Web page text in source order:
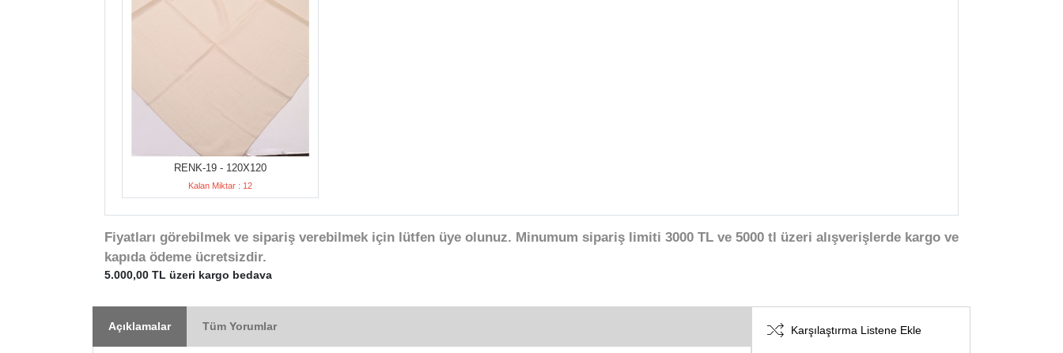
RENK-19 - 120X120
Kalan Miktar : 12
Fiyatları görebilmek ve sipariş verebilmek için lütfen üye olunuz. Minumum sipariş limiti 3000 TL ve 5000 tl üzeri alışverişlerde kargo ve
kapıda ödeme ücretsizdir.
5.000,00 TL üzeri kargo bedava
Açıklamalar Tüm Yorumlar Karşılaştırma Listene Ekle